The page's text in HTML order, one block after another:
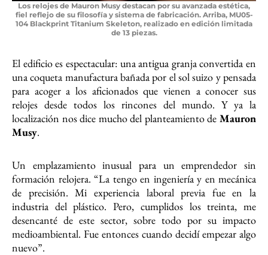
Los relojes de Mauron Musy destacan por su avanzada estética,
fiel reflejo de su filosofía y sistema de fabricación. Arriba, MU05-
104 Blackprint Titanium Skeleton, realizado en edición limitada
de 13 piezas.
El edificio es espectacular: una antigua granja convertida en
una coqueta manufactura bañada por el sol suizo y pensada
para acoger a los aficionados que vienen a conocer sus
relojes desde todos los rincones del mundo. Y ya la
localización nos dice mucho del planteamiento de Mauron
Musy.
Un emplazamiento inusual para un emprendedor sin
formación relojera. “La tengo en ingeniería y en mecánica
de precisión. Mi experiencia laboral previa fue en la
industria del plástico. Pero, cumplidos los treinta, me
desencanté de este sector, sobre todo por su impacto
medioambiental. Fue entonces cuando decidí empezar algo
nuevo”.